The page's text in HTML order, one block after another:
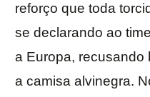
reforço que toda
se declarando ao
a Europa, recusando
a camisa alvinegra.